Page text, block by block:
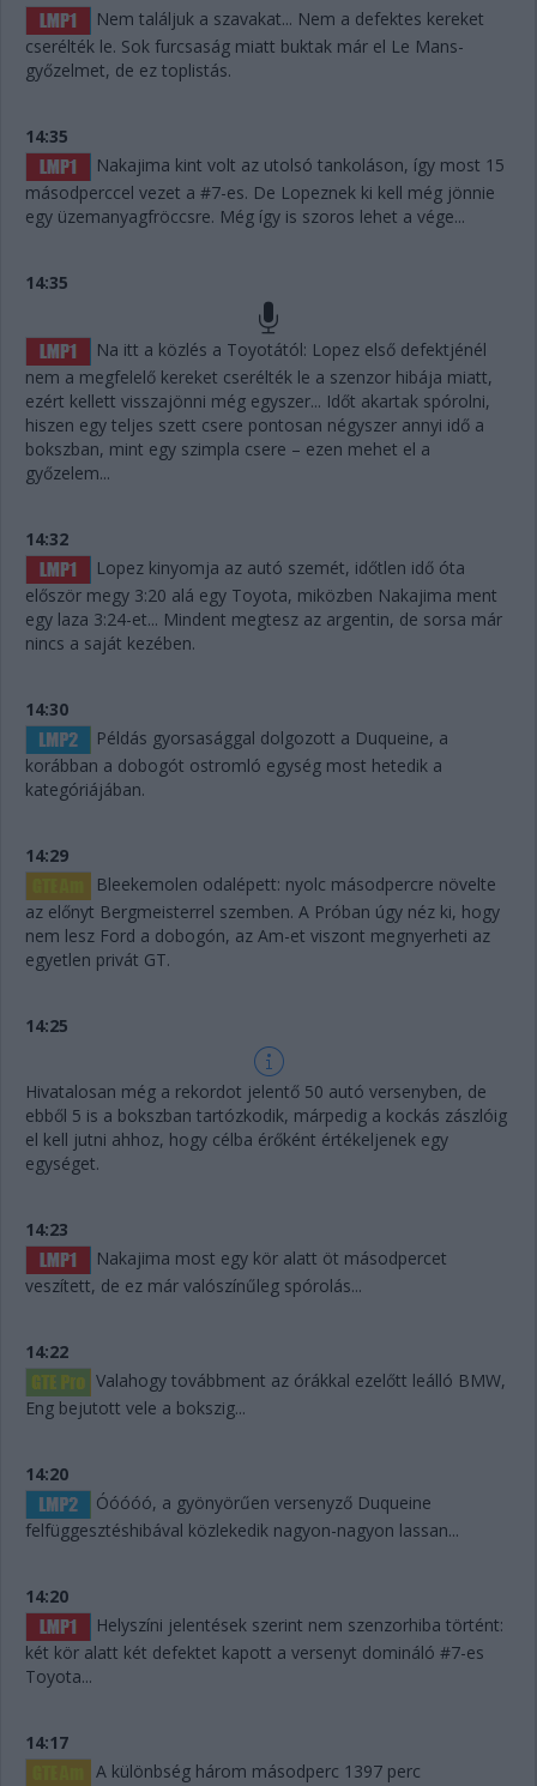
Nem találjuk a szavakat... Nem a defektes kereket
cserélték le. Sok furcsaság miatt buktak már el Le Mans-
győzelmet, de ez toplistás.
14:35
Nakajima kint volt az utolsó tankoláson, így most 15
másodperccel vezet a #7-es. De Lopeznek ki kell még jönnie
egy üzemanyagfröccsre. Még így is szoros lehet a vége...
14:35
Na itt a közlés a Toyotától: Lopez első defektjénél
nem a megfelelő kereket cserélték le a szenzor hibája miatt,
ezért kellett visszajönni még egyszer... Időt akartak spórolni,
hiszen egy teljes szett csere pontosan négyszer annyi idő a
bokszban, mint egy szimpla csere – ezen mehet el a
győzelem...
14:32
Lopez kinyomja az autó szemét, időtlen idő óta
először megy 3:20 alá egy Toyota, miközben Nakajima ment
egy laza 3:24-et... Mindent megtesz az argentin, de sorsa már
nincs a saját kezében.
14:30
Példás gyorsasággal dolgozott a Duqueine, a
korábban a dobogót ostromló egység most hetedik a
kategóriájában.
14:29
Bleekemolen odalépett: nyolc másodpercre növelte
az előnyt Bergmeisterrel szemben. A Próban úgy néz ki, hogy
nem lesz Ford a dobogón, az Am-et viszont megnyerheti az
egyetlen privát GT.
14:25
Hivatalosan még a rekordot jelentő 50 autó versenyben, de
ebből 5 is a bokszban tartózkodik, márpedig a kockás zászlóig
el kell jutni ahhoz, hogy célba érőként értékeljenek egy
egységet.
14:23
Nakajima most egy kör alatt öt másodpercet
veszített, de ez már valószínűleg spórolás...
14:22
Valahogy továbbment az órákkal ezelőtt leálló BMW,
Eng bejutott vele a bokszig...
14:20
Óóóóó, a gyönyörűen versenyző Duqueine
felfüggesztéshibával közlekedik nagyon-nagyon lassan...
14:20
Helyszíni jelentések szerint nem szenzorhiba történt:
két kör alatt két defektet kapott a versenyt domináló #7-es
Toyota...
14:17
A különbség három másodperc 1397 perc